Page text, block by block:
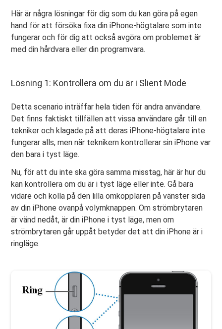
Här är några lösningar för dig som du kan göra på egen
hand för att försöka fixa din iPhone-högtalare som inte
fungerar och för dig att också avgöra om problemet är
med din hårdvara eller din programvara.
Lösning 1: Kontrollera om du är i Slient Mode
Detta scenario inträffar hela tiden för andra användare.
Det finns faktiskt tillfällen att vissa användare går till en
tekniker och klagade på att deras iPhone-högtalare inte
fungerar alls, men när teknikern kontrollerar sin iPhone var
den bara i tyst läge.
Nu, för att du inte ska göra samma misstag, här är hur du
kan kontrollera om du är i tyst läge eller inte. Gå bara
vidare och kolla på den lilla omkopplaren på vänster sida
av din iPhone ovanpå volymknappen. Om strömbrytaren
är vänd nedåt, är din iPhone i tyst läge, men om
strömbrytaren går uppåt betyder det att din iPhone är i
ringläge.